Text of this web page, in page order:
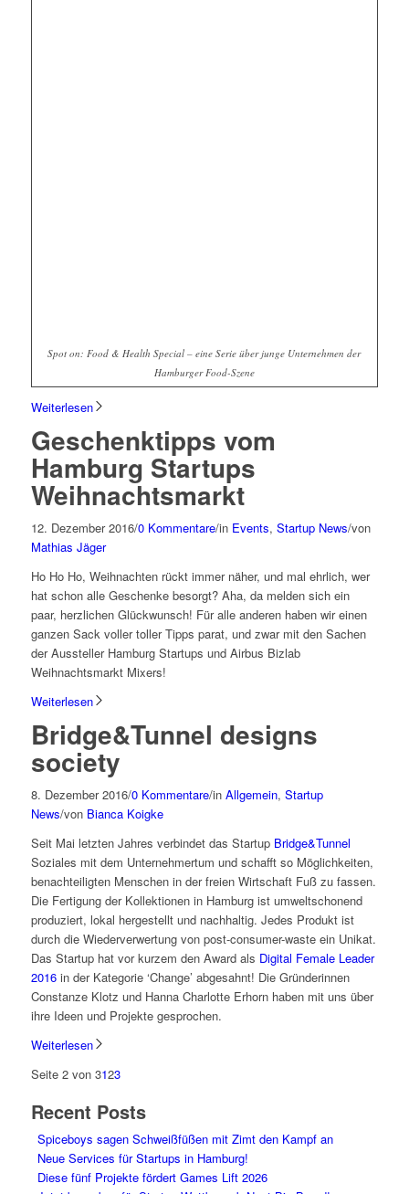
Spot on: Food & Health Special – eine Serie über junge Unternehmen der
Hamburger Food-Szene
Weiterlesen
Geschenktipps vom
Hamburg Startups
Weihnachtsmarkt
12. Dezember 2016/0 Kommentare/in Events, Startup News/von
Mathias Jäger
Ho Ho Ho, Weihnachten rückt immer näher, und mal ehrlich, wer
hat schon alle Geschenke besorgt? Aha, da melden sich ein
paar, herzlichen Glückwunsch! Für alle anderen haben wir einen
ganzen Sack voller toller Tipps parat, und zwar mit den Sachen
der Aussteller Hamburg Startups und Airbus Bizlab
Weihnachtsmarkt Mixers!
Weiterlesen
Bridge&Tunnel designs
society
8. Dezember 2016/0 Kommentare/in Allgemein, Startup
News/von Bianca Koigke
Seit Mai letzten Jahres verbindet das Startup Bridge&Tunnel
Soziales mit dem Unternehmertum und schafft so Möglichkeiten,
benachteiligten Menschen in der freien Wirtschaft Fuß zu fassen.
Die Fertigung der Kollektionen in Hamburg ist umweltschonend
produziert, lokal hergestellt und nachhaltig. Jedes Produkt ist
durch die Wiederverwertung von post-consumer-waste ein Unikat.
Das Startup hat vor kurzem den Award als Digital Female Leader
2016in der Kategorie ‘Change’ abgesahnt! Die Gründerinnen
Constanze Klotz und Hanna Charlotte Erhorn haben mit uns über
ihre Ideen und Projekte gesprochen.
Weiterlesen
Seite 2 von 3123
Recent Posts
Spiceboys sagen Schweißfüßen mit Zimt den Kampf an
Neue Services für Startups in Hamburg!
Diese fünf Projekte fördert Games Lift 2026